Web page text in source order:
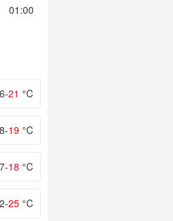
01:00
6-21 °C
8-19 °C
7-18 °C
25 °C